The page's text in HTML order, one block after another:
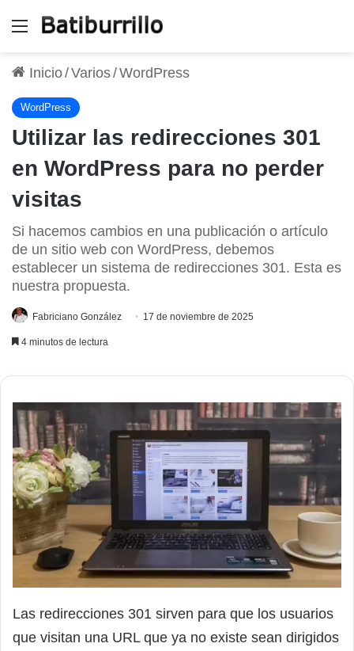
Menú
Inicio/Varios/WordPress
WordPress
Utilizar las redirecciones 301
en WordPress para no perder
visitas
Si hacemos cambios en una publicación o artículo
de un sitio web con WordPress, debemos
establecer un sistema de redirecciones 301. Esta es
nuestra propuesta.
Fabriciano González 17 de noviembre de 2025
4 minutos de lectura
Las redirecciones 301 sirven para que los usuarios
que visitan una URL que ya no existe sean dirigidos